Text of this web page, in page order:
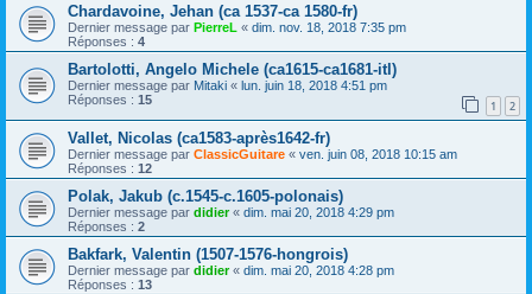
Chardavoine, Jehan (ca 1537-ca 1580-fr)
Dernier message par PierreL « dim. nov. 18, 2018 7:35 pm
Réponses : 4
Bartolotti, Angelo Michele (ca1615-ca1681-itl)
Dernier message par Mitaki « lun. juin 18, 2018 4:51 pm
Réponses : 15 1 2
Vallet, Nicolas (ca1583-après1642-fr)
Dernier message par ClassicGuitare « ven. juin 08, 2018 10:15 am
Réponses : 12
Polak, Jakub (c.1545-c.1605-polonais)
Dernier message par didier« dim. mai 20, 2018 4:29 pm
Réponses : 2
Bakfark, Valentin (1507-1576-hongrois)
Dernier message par didier« dim. mai 20, 2018 4:28 pm
Réponses : 13